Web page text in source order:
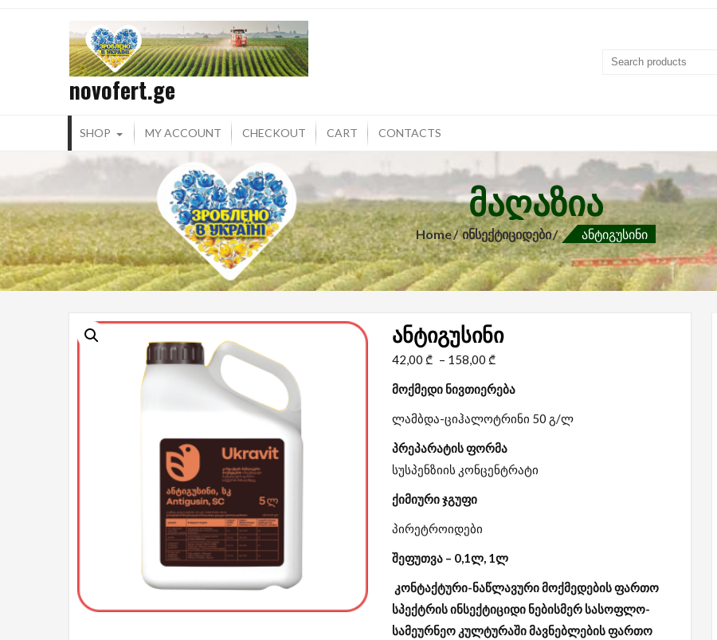
novofert.ge
SHOP MY ACCOUNT CHECKOUT CART CONTACTS
ᲛᲐᲦᲐᲖᲘᲐ
Home Ინსექტიციდები Ანტიგუსინი
ანტიგუსინი
42,00 ₾ – 158,00 ₾
მოქმედი ნივთიერება
ლამბდა-ციჰალოტრინი 50 გ/ლ
პრეპარატის ფორმა
სუსპენზიის კონცენტრატი
ქიმიური ჯგუფი
პირეტროიდები
შეფუთვა – 0,1ლ, 1ლ
კონტაქტური-ნაწლავური მოქმედების ფართო
სპექტრის ინსექტიციდი ნებისმერ სასოფლო-
სამეურნეო კულტურაში მავნებლების ფართო